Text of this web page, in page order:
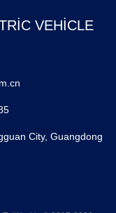
VEHICLE
City, Guangdong